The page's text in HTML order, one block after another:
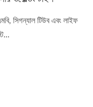
সিগন্যাল টিউব এবং লাইফ